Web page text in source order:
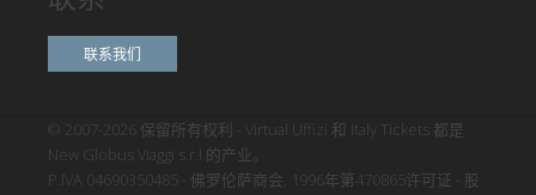
联系我们
© 2007-2026 保留所有权利 - Virtual Uffizi 和 Italy Tickets 都是
New Globus Viaggi s.r.l.的产业。
P.IVA 04690350485 - 佛罗伦萨商会, 1996年第470865许可证 - 股